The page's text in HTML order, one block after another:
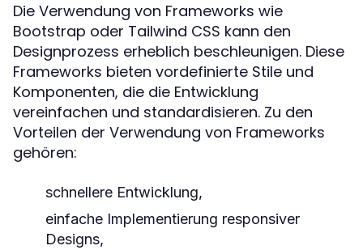
Die Verwendung von Frameworks wie
Bootstrap oder Tailwind CSS kann den
Designprozess erheblich beschleunigen. Diese
Frameworks bieten vordefinierte Stile und
Komponenten, die die Entwicklung
vereinfachen und standardisieren. Zu den
Vorteilen der Verwendung von Frameworks
gehören:
schnellere Entwicklung,
einfache Implementierung responsiver
Designs,